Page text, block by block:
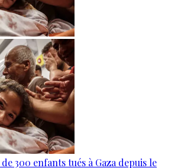
300 enfants tués à Gaza depuis le